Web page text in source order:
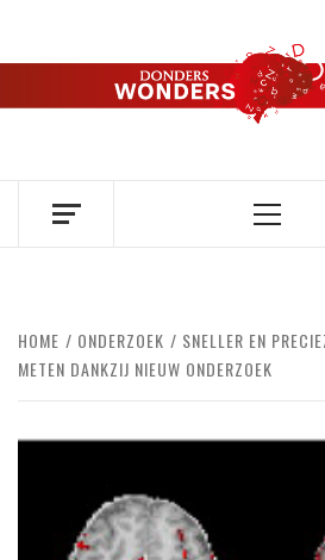
de
OVER HERSENEN EN
Primair
HOME ONDERZOEK
SNELLER EN
METEN DANKZIJ NIEUW ONDERZOEK